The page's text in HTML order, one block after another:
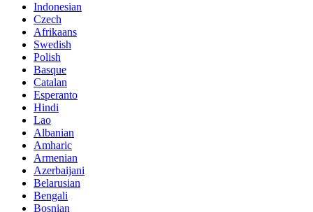
Indonesian
Czech
Afrikaans
Swedish
Polish
Basque
Catalan
Esperanto
Hindi
Lao
Albanian
Amharic
Armenian
Azerbaijani
Belarusian
Bengali
Bosnian